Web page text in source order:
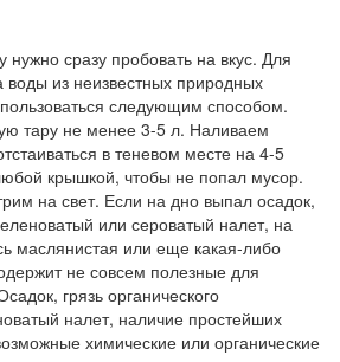
сразу пробовать на вкус. Для
воды из неизвестных природных
следующим способом.
тару не менее 3-5 л. Наливаем
в теневом месте на 4-5
крышкой, чтобы не попал мусор.
на свет. Если на дно выпал осадок,
или сероватый налет, на
маслянистая или еще какая-либо
не совсем полезные для
грязь органического
налет, наличие простейших
химические или органические